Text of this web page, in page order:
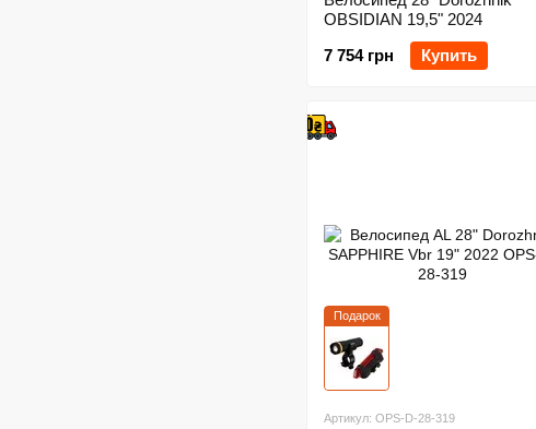
OBSIDIAN 19,5" 2024
7 754 грн
Купить
Подарок
Артикул: OPS-D-28-319